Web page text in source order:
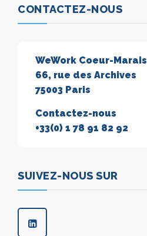
CONTACTEZ-NOUS
WeWork Coeur-Marais
66, rue des Archives
75003 Paris
Contactez-nous
+33(0) 1 78 91 82 92
SUIVEZ-NOUS SUR